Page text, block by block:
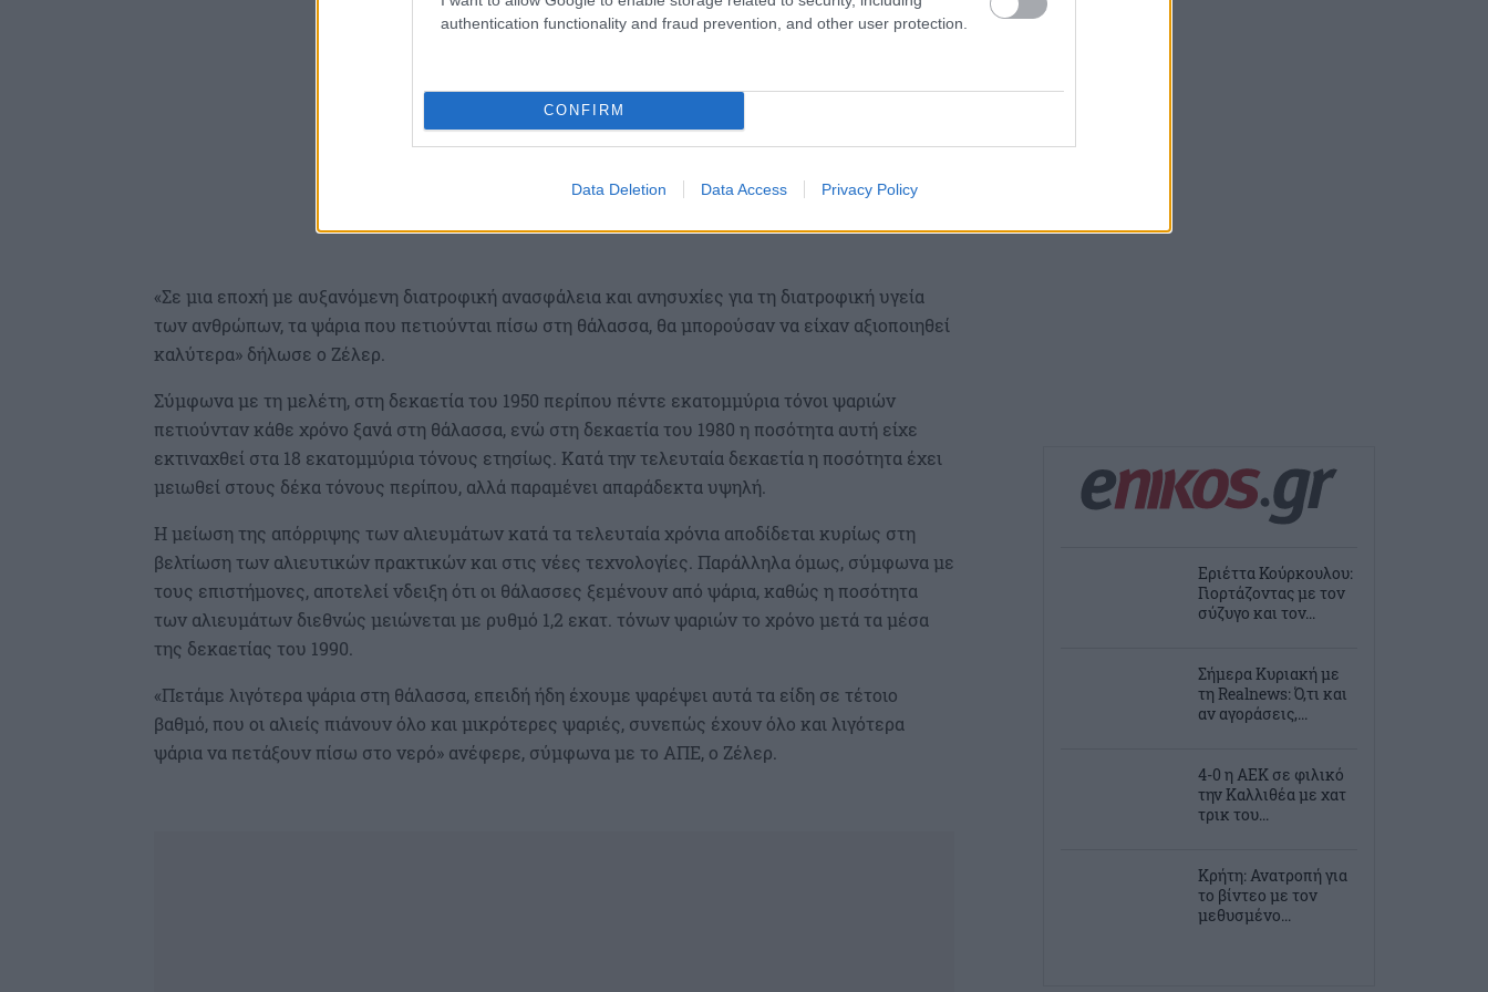
authentication functionality and fraud prevention, and other user protection.
CONFIRM
Data Deletion Data Access Privacy Policy
«Σε μια εποχή με αυξανόμενη διατροφική ανασφάλεια και ανησυχίες για τη διατροφική υγεία
των ανθρώπων, τα ψάρια που πετιούνται πίσω στη θάλασσα, θα μπορούσαν να είχαν αξιοποιηθεί
καλύτερα» δήλωσε ο Ζέλερ.
Σύμφωνα με τη μελέτη, στη δεκαετία του 1950 περίπου πέντε εκατομμύρια τόνοι ψαριών
πετιούνταν κάθε χρόνο ξανά στη θάλασσα, ενώ στη δεκαετία του 1980 η ποσότητα αυτή είχε
εκτιναχθεί στα 18 εκατομμύρια τόνους ετησίως. Κατά την τελευταία δεκαετία η ποσότητα έχει
μειωθεί στους δέκα τόνους περίπου, αλλά παραμένει απαράδεκτα υψηλή.
Η μείωση της απόρριψης των αλιευμάτων κατά τα τελευταία χρόνια αποδίδεται κυρίως στη
βελτίωση των αλιευτικών πρακτικών και στις νέες τεχνολογίες. Παράλληλα όμως, σύμφωνα με
τους επιστήμονες, αποτελεί νδειξη ότι οι θάλασσες ξεμένουν από ψάρια, καθώς η ποσότητα
των αλιευμάτων διεθνώς μειώνεται με ρυθμό 1,2 εκατ. τόνων ψαριών το χρόνο μετά τα μέσα
της δεκαετίας του 1990.
«Πετάμε λιγότερα ψάρια στη θάλασσα, επειδή ήδη έχουμε ψαρέψει αυτά τα είδη σε τέτοιο
βαθμό, που οι αλιείς πιάνουν όλο και μικρότερες ψαριές, συνεπώς έχουν όλο και λιγότερα
ψάρια να πετάξουν πίσω στο νερό» ανέφερε, σύμφωνα με το ΑΠΕ, ο Ζέλερ.
Εριέττα Κούρκουλου:
Γιορτάζοντας με τον
σύζυγo και τον...
Σήμερα Κυριακή με
τη Realnews: Ό,τι και
αν αγοράσεις,...
4-0 η ΑΕΚ σε φιλικό
την Καλλιθέα με χατ
τρικ του...
Κρήτη: Ανατροπή για
το βίντεο με τον
μεθυσμένο...